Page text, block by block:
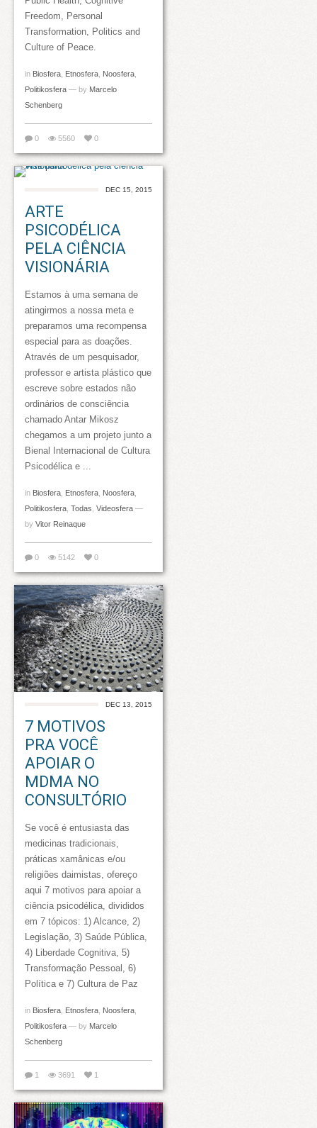
Freedom, Personal
Transformation, Politics and
Culture of Peace.
in Biosfera Etnosfera Noosfera
Politikosfera — by Marcelo
Schenberg
0 5560 0
DEC 15, 2015
ARTE
PSICODÉLICA
PELA CIÊNCIA
VISIONÁRIA
Estamos à uma semana de
atingirmos a nossa meta e
preparamos uma recompensa
especial para as doações.
Através de um pesquisador,
professor e artista plástico que
escreve sobre estados não
ordinários de consciência
chamado Antar Mikosz
chegamos a um projeto junto a
Bienal Internacional de Cultura
Psicodélica e ...
in Biosfera Etnosfera Noosfera
Politikosfera Todas Videosfera —
by Vitor Reinaque
0 5142 0
DEC 13, 2015
7 MOTIVOS
PRA VOCÊ
APOIAR O
MDMA NO
CONSULTÓRIO
Se você é entusiasta das
medicinas tradicionais,
práticas xamânicas e/ou
religiões daimistas, ofereço
aqui 7 motivos para apoiar a
ciência psicodélica, divididos
em 7 tópicos: 1) Alcance, 2)
Legislação, 3) Saúde Pública,
4) Liberdade Cognitiva, 5)
Transformação Pessoal, 6)
Política e 7) Cultura de Paz
in Biosfera Etnosfera Noosfera
Politikosfera — by Marcelo
Schenberg
1 3691 1